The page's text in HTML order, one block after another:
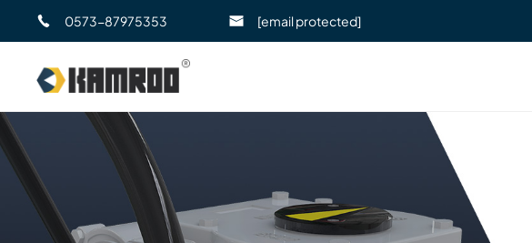
0573-87975353 [email protected]